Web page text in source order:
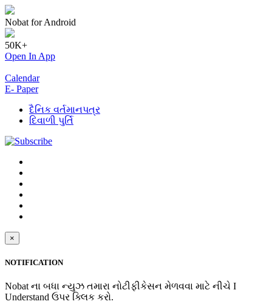
Nobat for Android
50K+
Open In App
Calendar
E- Paper
દૈનિક વર્તમાનપત્ર
દિવાળી પુર્તિ
×
NOTIFICATION
Nobat ના બધા ન્યુઝ તમારા નોટીફીકેસન મેળવવા માટે નીચે I
Understand ઉપર ક્લિક કરો.